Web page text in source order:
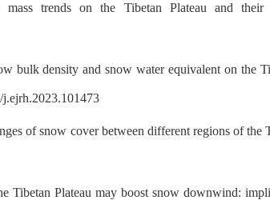
trends on the Tibetan Plateau and their
bulk density and snow water equivalent on the
of snow cover between different regions of the
Tibetan Plateau may boost snow downwind: